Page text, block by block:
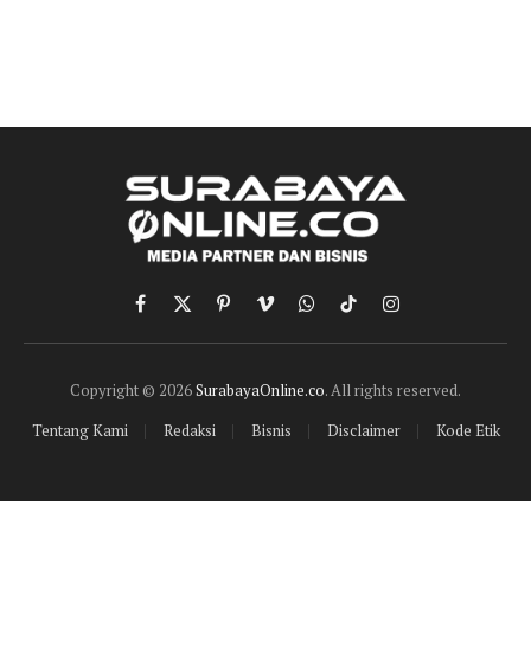
Facebook
X
(Twitter)
PinterestVimeoWhatsApp
TikTokInstagram
Copyright © 2026SurabayaOnline.co. All rights reserved.
Tentang Kami
Redaksi Bisnis Disclaimer Kode Etik